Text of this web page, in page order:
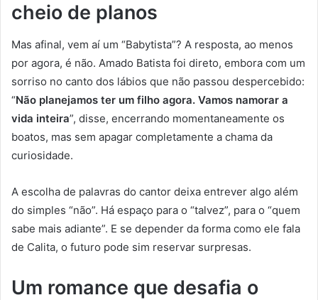
cheio de planos
Mas afinal, vem aí um “Babytista”? A resposta, ao menos
por agora, é não. Amado Batista foi direto, embora com um
sorriso no canto dos lábios que não passou despercebido:
“Não planejamos ter um filho agora. Vamos namorar a
vida inteira”, disse, encerrando momentaneamente os
boatos, mas sem apagar completamente a chama da
curiosidade.
A escolha de palavras do cantor deixa entrever algo além
do simples “não”. Há espaço para o “talvez”, para o “quem
sabe mais adiante”. E se depender da forma como ele fala
de Calita, o futuro pode sim reservar surpresas.
Um romance que desafia o